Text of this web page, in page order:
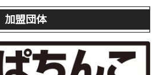
加盟団体